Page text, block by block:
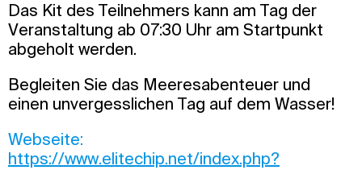
Das Kit des Teilnehmers kann am Tag der
Veranstaltung ab 07:30 Uhr am Startpunkt
abgeholt werden.
Begleiten Sie das Meeresabenteuer und
einen unvergesslichen Tag auf dem Wasser!
Webseite:
https://www.elitechip.net/index.php?